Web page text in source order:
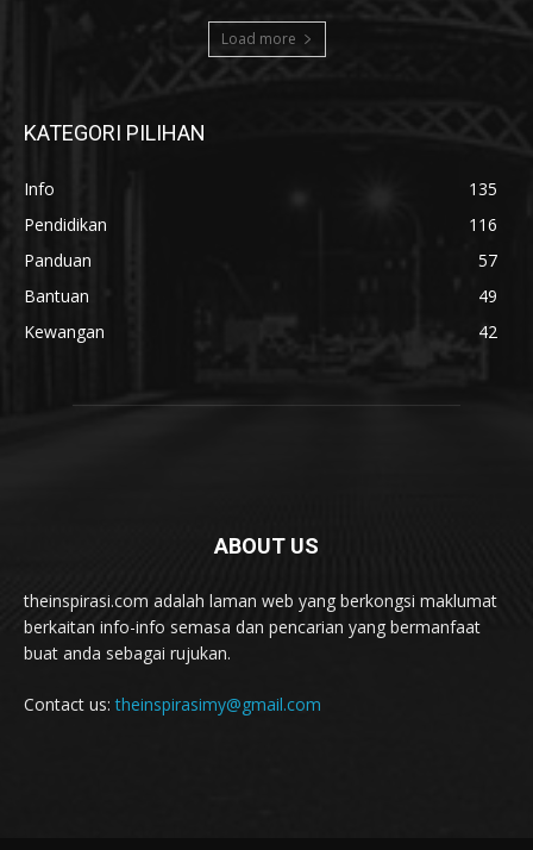
Load more
KATEGORI PILIHAN
Info
135
Pendidikan
116
Panduan
57
Bantuan
49
Kewangan
42
ABOUT US
theinspirasi.com adalah laman web yang berkongsi maklumat
berkaitan info-info semasa dan pencarian yang bermanfaat
buat anda sebagai rujukan.
Contact us:theinspirasimy@gmail.com